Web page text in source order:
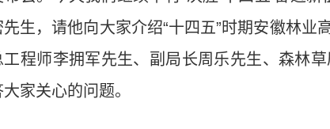
先生，请他向大家介绍“十四五”时期安徽林
工程师李拥军先生、副局长周乐先生、森林
大家关心的问题。